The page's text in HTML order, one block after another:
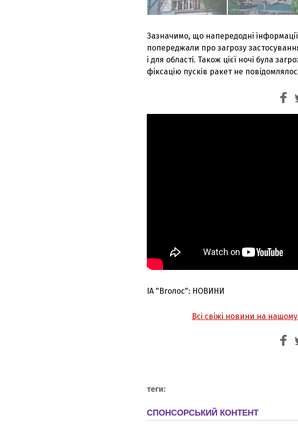
Зазначимо, що напередодні
попереджали про загрозу
і для області. Також цієї ночі була
фіксацію пусків ракет не
ІА "Вголос": НОВИНИ
Всі свіжі новини на